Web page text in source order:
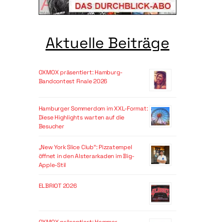
Aktuelle Beiträge
OXMOX präsentiert: Hamburg-
Bandcontest Finale 2026
Hamburger Sommerdom im XXL-Format:
Diese Highlights warten auf die
Besucher
„New York Slice Club“: Pizzatempel
öffnet in den Alsterarkaden im Big-
Apple-Stil
ELBRIOT 2026